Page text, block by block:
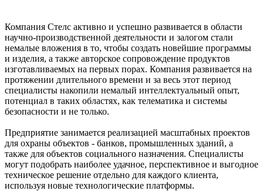
Компания Стелс активно и успешно развивается в области
научно-производственной деятельности и залогом стали
немалые вложения в то, чтобы создать новейшие программы
и изделия, а также авторское сопровождение продуктов
изготавливаемых на первых порах. Компания развивается на
протяжении длительного времени и за весь этот период
специалисты накопили немалый интеллектуальный опыт,
потенциал в таких областях, как телематика и системы
безопасности и не только.
Предприятие занимается реализацией масштабных проектов
для охраны объектов - банков, промышленных зданий, а
также для объектов социального назначения. Специалисты
могут подобрать наиболее удачное, перспективное и выгодное
техническое решение отдельно для каждого клиента,
используя новые технологические платформы.